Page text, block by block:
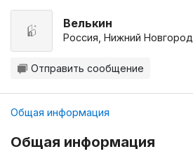
Велькин
Россия, Нижний Новгород
Отправить сообщение
Общая информация
Общая информация